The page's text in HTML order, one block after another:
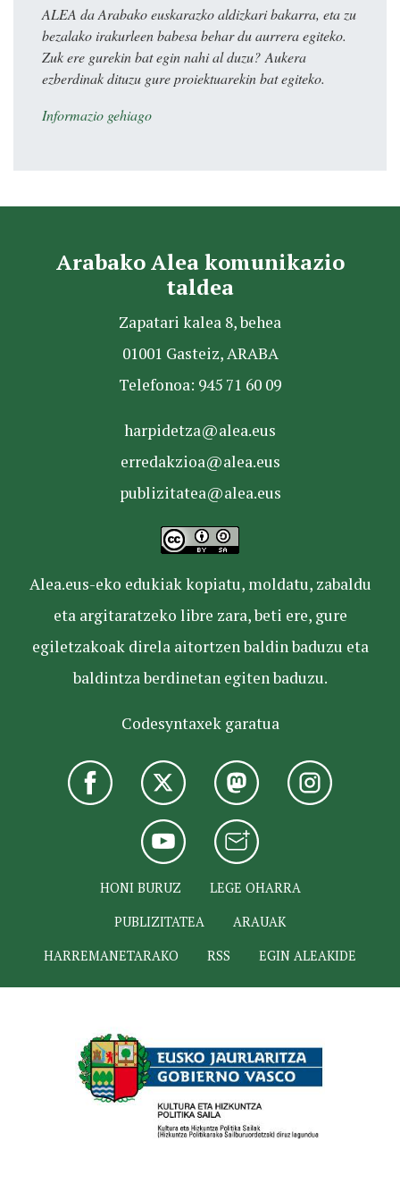
ALEA da Arabako euskarazko aldizkari bakarra, eta zu
bezalako irakurleen babesa behar du aurrera egiteko.
Zuk ere gurekin bat egin nahi al duzu? Aukera
ezberdinak dituzu gure proiektuarekin bat egiteko.
Informazio gehiago
Arabako Alea komunikazio
taldea
Zapatari kalea 8, behea
01001 Gasteiz, ARABA
Telefonoa: 945 71 60 09
harpidetza@alea.eus
erredakzioa@alea.eus
publizitatea@alea.eus
Alea.eus-eko edukiak kopiatu, moldatu, zabaldu
eta argitaratzeko libre zara, beti ere, gure
egiletzakoak direla aitortzen baldin baduzu eta
baldintza berdinetan egiten baduzu.
Codesyntaxek garatua
HONI BURUZ
LEGE OHARRA
PUBLIZITATEA
ARAUAK
HARREMANETARAKO
RSS EGIN ALEAKIDE